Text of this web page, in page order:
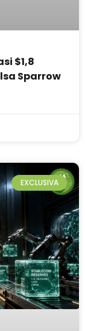
$1,8
Sparrow
EXCLUSIVA